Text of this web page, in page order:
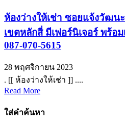
ห้องว่างให้เช่า ซอยแจ้งวัฒน
เขตหลักสี่ มีเฟอร์นิเจอร์ พร้อ
087-070-5615
28 พฤศจิกายน 2023
. [[ ห้องว่างให้เช่า ]] ....
Read More
ใส่คำค้นหา